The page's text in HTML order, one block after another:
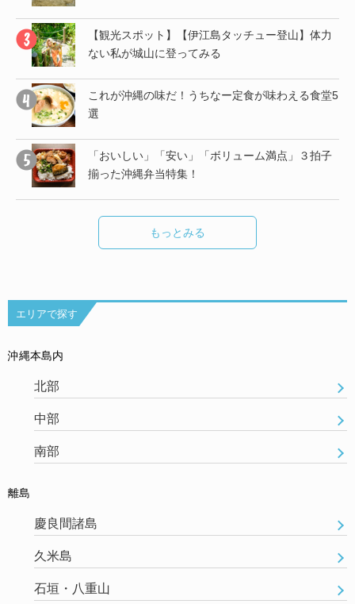
【観光スポット】【伊江島タッチュー登山】体力
ない私が城山に登ってみる
これが沖縄の味だ！うちなー定食が味わえる食堂5
選
「おいしい」「安い」「ボリューム満点」３拍子
揃った沖縄弁当特集！
もっとみる
エリアで探す
沖縄本島内
北部
中部
南部
離島
慶良間諸島
久米島
石垣・八重山